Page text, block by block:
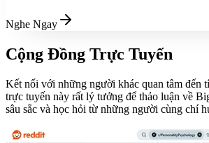
Nghe Ngay
Cộng Đồng Trực Tuyến
Kết nối với những người khác quan tâm đến
trực tuyến này rất lý tưởng để thảo luận về
sâu sắc và học hỏi từ những người cùng chí